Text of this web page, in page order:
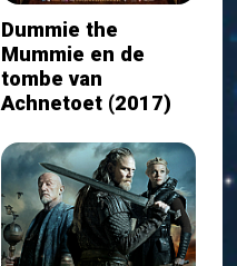
Dummie the
Mummie en de
tombe van
Achnetoet (2017)